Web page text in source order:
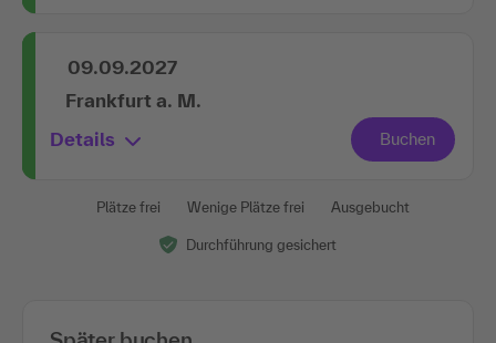
09.09.2027
Frankfurt a. M.
Details
Plätze frei Wenige Plätze frei Ausgebucht
Durchführung gesichert